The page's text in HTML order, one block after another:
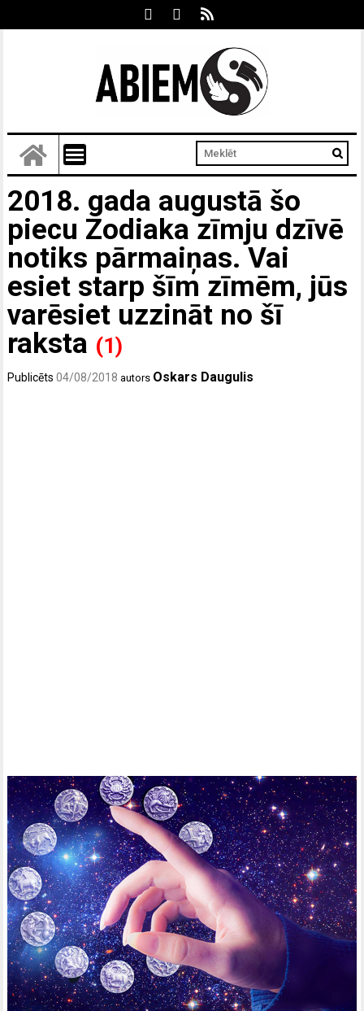
2018. gada augustā šo
piecu Zodiaka zīmju dzīvē
notiks pārmaiņas. Vai
esiet starp šīm zīmēm, jūs
varēsiet uzzināt no šī
raksta (1)
Publicēts04/08/2018 autors Oskars Daugulis